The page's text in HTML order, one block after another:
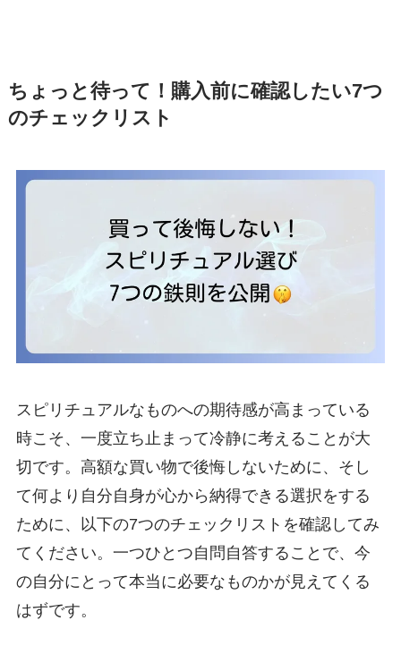
ちょっと待って！購入前に確認したい7つ
のチェックリスト
スピリチュアルなものへの期待感が高まっている
時こそ、一度立ち止まって冷静に考えることが大
切です。高額な買い物で後悔しないために、そし
て何より自分自身が心から納得できる選択をする
ために、以下の7つのチェックリストを確認してみ
てください。一つひとつ自問自答することで、今
の自分にとって本当に必要なものかが見えてくる
はずです。